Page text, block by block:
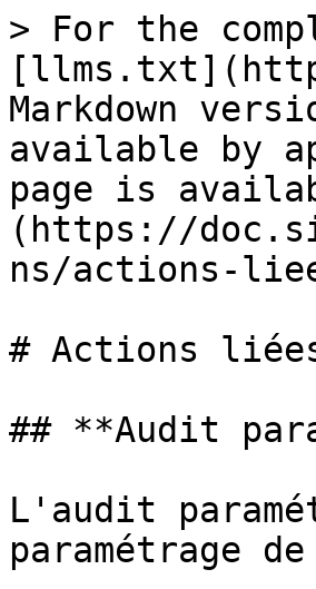
> For the
Markdown
available by
page is
(https://
ns/actions-
# Actions
## **Audit
L'audit
paramétrage